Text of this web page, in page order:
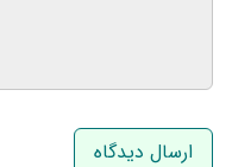
نام و نام خانوادگی